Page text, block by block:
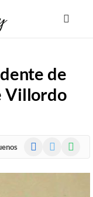
de
Villordo
Facebook